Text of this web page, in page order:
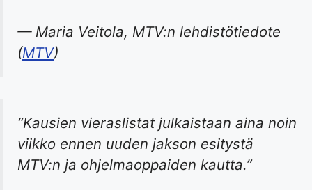
— Maria Veitola, MTV:n lehdistötiedote
(MTV)
“Kausien vieraslistat julkaistaan aina noin
viikko ennen uuden jakson esitystä
MTV:n ja ohjelmaoppaiden kautta.”